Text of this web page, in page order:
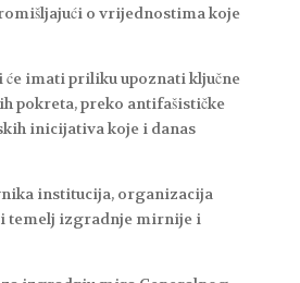
o vrijednostima koje
imati priliku upoznati ključne
pokreta, preko antifašističke
inicijativa koje i danas
institucija, organizacija
temelj izgradnje mirnije i